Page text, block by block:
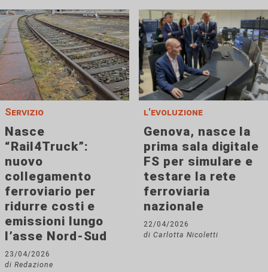
Servizio
Nasce
“Rail4Truck”:
nuovo
collegamento
ferroviario per
ridurre costi e
emissioni lungo
l’asse Nord-Sud
23/04/2026
di Redazione
l'evoluzione
Genova, nasce la
prima sala digitale
FS per simulare e
testare la rete
ferroviaria
nazionale
22/04/2026
di Carlotta Nicoletti